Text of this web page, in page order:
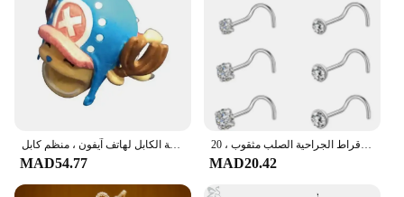
واقي لدغة الكابل لهاتف آيفون ، منظم كابل USB ، لوفي زورو ويندر ، ألعاب كاواي ، هدية للأطفال ، 1 والي
MAD54.77
الأقراط الجراحية الصلب مثقوب ، 20g الكريستال ، خاتم الأنف ، والمجوهرات ، 8 قطع مجموعة
MAD20.42